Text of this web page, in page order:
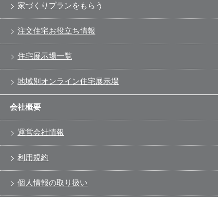
家づくりプランをもらう
注文住宅お役立ち情報
住宅展示場一覧
地域別オンライン住宅展示場
会社概要
運営会社情報
利用規約
個人情報の取り扱い